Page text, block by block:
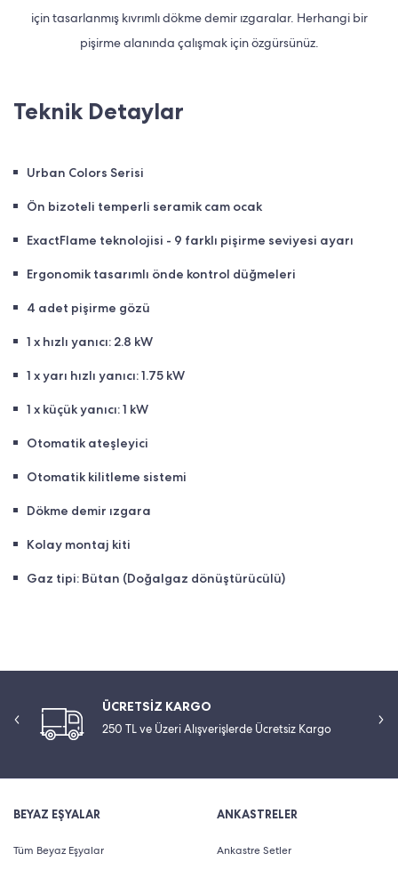
için tasarlanmış kıvrımlı dökme demir ızgaralar. Herhangi bir
pişirme alanında çalışmak için özgürsünüz.
Teknik Detaylar
Urban Colors Serisi
Ön bizoteli temperli seramik cam ocak
ExactFlame teknolojisi - 9 farklı pişirme seviyesi ayarı
Ergonomik tasarımlı önde kontrol düğmeleri
4 adet pişirme gözü
1 x hızlı yanıcı: 2.8 kW
1 x yarı hızlı yanıcı: 1.75 kW
1 x küçük yanıcı: 1 kW
Otomatik ateşleyici
Otomatik kilitleme sistemi
Dökme demir ızgara
Kolay montaj kiti
Gaz tipi: Bütan (Doğalgaz dönüştürücülü)
ÜCRETSİZ KARGO
250 TL ve Üzeri Alışverişlerde Ücretsiz Kargo
BEYAZ EŞYALAR
Tüm Beyaz Eşyalar
ANKASTRELER
Ankastre Setler